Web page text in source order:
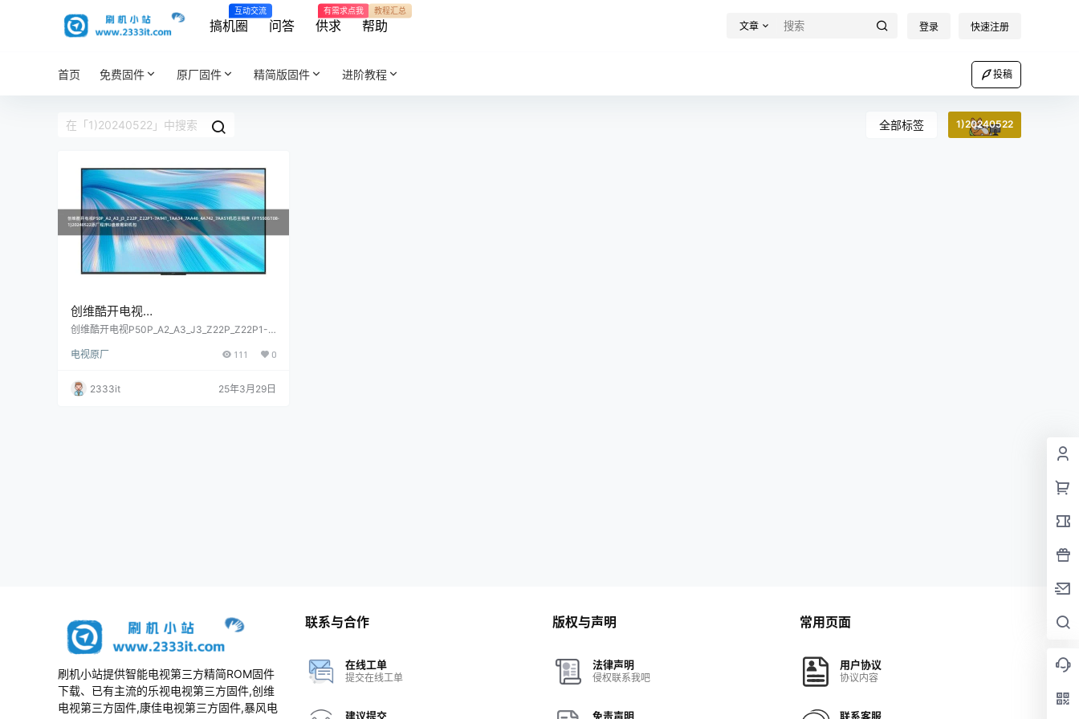
搞机圈
互动交流
问答 供求
有需求点我
帮助
教程汇总
文章 登录 快速注册
首页 免费固件 原厂固件 精简版固件 进阶教程 投稿
全部标签 1)20240522
创维酷开电视
P50P_A2_A3_J3_Z22P_Z22P1-
机芯主程序（PT550GT08-
1)20240522原厂程序U盘数据刷机包
创维酷开电视P50P_A2_A3_J3_Z22P_Z22P1-7
（PT550GT08-1)20240522原厂程序U盘数据
电视原厂 111 0
2333it 25年3月29日
刷机小站提供智能电视第三方精简ROM固件
下载、已有主流的乐视电视第三方固件,创维
电视第三方固件,康佳电视第三方固件,暴风电
联系与合作
在线工单
提交在线工单
建议提交
版权与声明
法律声明
侵权联系我吧
免责声明
常用页面
用户协议
协议内容
联系客服